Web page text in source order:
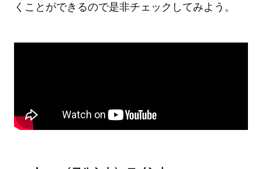
くことができるので是非チェックしてみよう。